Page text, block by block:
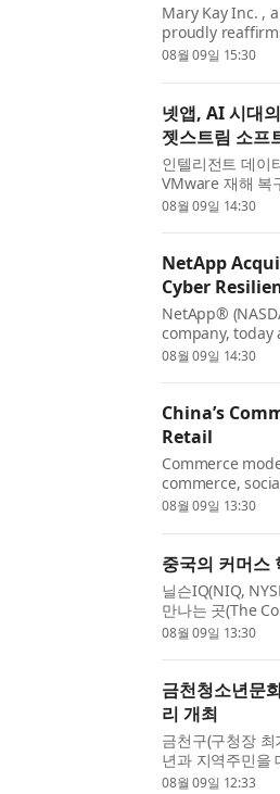
Mary Kay Inc. ,
proudly
worldwide
08월 09일 15:30
넷앱, AI 시대
젯스트림 소프
인텔리전트 데이
VMware 재해 복
프트웨어
08월 09일 14:30
NetApp
Cyber
NetApp®
company, today
a leader in
08월 09일 14:30
China’s
Retail
Commerce
commerce,
increasingly
08월 09일 13:30
중국의 커머스
닐슨IQ(NIQ,
만나는 곳(The
따르면 라이브
08월 09일 13:30
금천청소년문
리 개최
금천구(구청장
년과 지역주민을
세계여행은 처음
08월 09일 12:33